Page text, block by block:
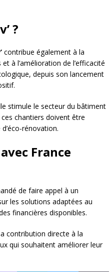
?
contribue également à la
à l’amélioration de l’efficacité
depuis son lancement
stimule le secteur du bâtiment
chantiers doivent être
rénovation.
France
de faire appel à un
les solutions adaptées au
financières disponibles.
contribution directe à la
qui souhaitent améliorer leur